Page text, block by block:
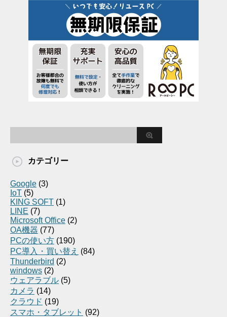
カテゴリー
Google (3)
IoT (5)
KING SOFT (1)
LINE (7)
Microsoft Office (2)
OA機器 (77)
PCの使い方 (190)
PC導入・買い替え (84)
Thunderbird (2)
windows (2)
ウェアラブル (5)
カメラ (14)
クラウド (19)
スマホ・タブレット (92)